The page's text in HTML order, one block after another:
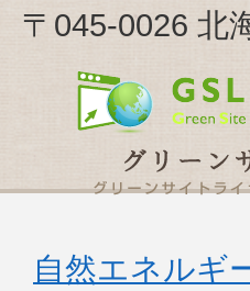
〒045-0026 北
自然エネルギ